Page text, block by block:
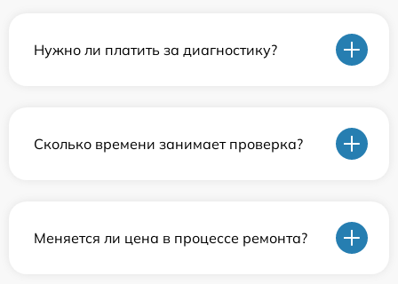
Нужно ли платить за диагностику?
Сколько времени занимает проверка?
Меняется ли цена в процессе ремонта?